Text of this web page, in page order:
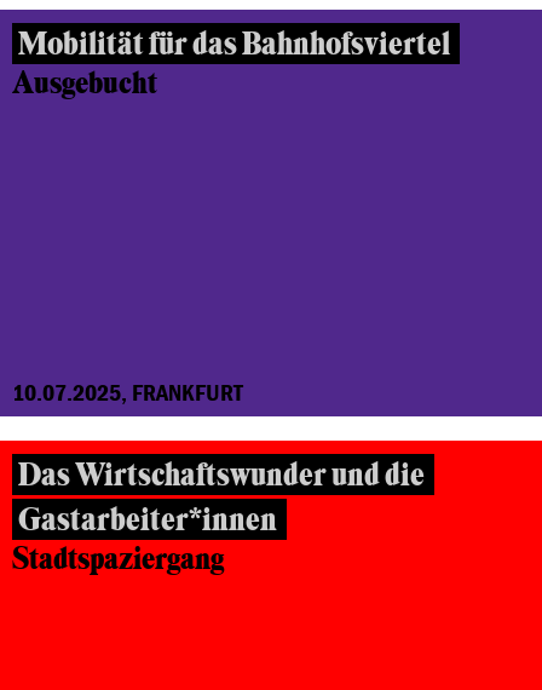
Mobilität für das Bahnhofsviertel
Ausgebucht
10.07.2025, FRANKFURT
Das Wirtschaftswunder und die
Gastarbeiter*innen
Stadtspaziergang